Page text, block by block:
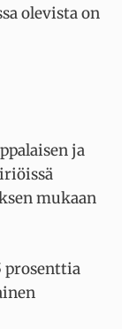
olevista on
ja
mukaan
prosenttia